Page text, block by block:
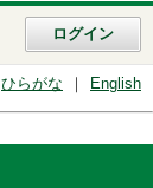
ログイン
ひらがな English